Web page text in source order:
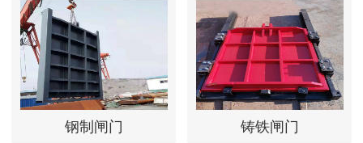
钢制闸门 铸铁闸门